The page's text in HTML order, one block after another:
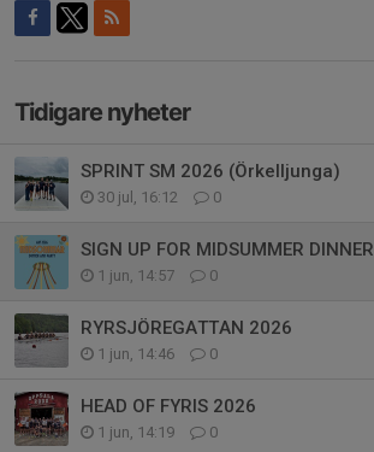
Tidigare nyheter
SPRINT SM 2026 (Örkelljunga)
30 jul, 16:12 0
SIGN UP FOR MIDSUMMER DINNER
1 jun, 14:57 0
RYRSJÖREGATTAN 2026
1 jun, 14:46 0
HEAD OF FYRIS 2026
1 jun, 14:19 0